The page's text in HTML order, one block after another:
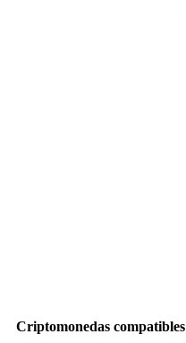
Criptomonedas compatibles